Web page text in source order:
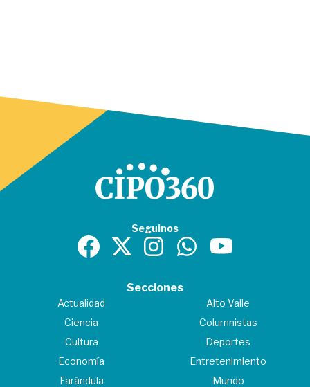
Seguinos
Secciones
Actualidad
Alto Valle
Ciencia
Columnistas
Cultura
Deportes
Economía
Entretenimiento
Farándula
Mundo